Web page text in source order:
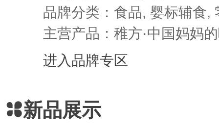
品牌分类：食品, 婴标辅食,
主营产品：稚方·中国妈妈
进入品牌专区
新品展示